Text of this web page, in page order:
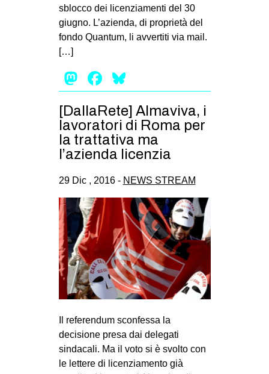
AMBIENTE
ANTIFASCISMO
GENERI
MIGRAZIONI
PRECARIATO
REPRESSIONE
STUDENTI
CULTURE
ARTE
CINEMA
MANIFESTI
MUSICA
RECENSIONI
AMERICHE
ESTREMO ORIENTE
sblocco dei licenziamenti del 30
giugno. L’azienda, di proprietà del
fondo Quantum, li avvertiti via mail.
[…]
Mastodon
Facebook
[DallaRete] Almaviva, i
lavoratori di Roma per
la trattativa ma
l’azienda licenzia
29 Dic , 2016 - NEWS STREAM
Il referendum sconfessa la
decisione presa dai delegati
sindacali. Ma il voto si è svolto con
le lettere di licenziamento già